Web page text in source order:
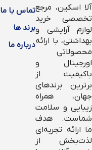
آلا اسکین، مرجع
تخصصی خرید
لوازم آرایشی و
بهداشتی، با ارائه
محصولاتی
اورجینال و
باکیفیت از
برترین برندهای
جهان، همراه
زیبایی و سلامت
شماست. هدف
ما ارائه تجربه‌ای
لذت‌بخش از
تماس با ما
برند ها
درباره ما